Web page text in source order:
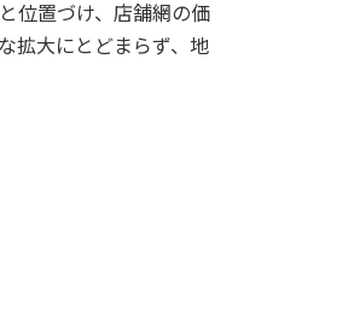
位置づけ、店舗網の価
拡大にとどまらず、地